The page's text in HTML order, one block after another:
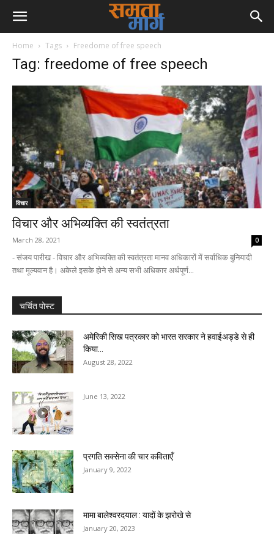
Home Tags Freedome of free speech
Tag: freedome of free speech
विचार
विचार और अभिव्यक्ति की स्वतंत्रता
March 28, 2021 0
- संजय पारीख - विचार और अभिव्यक्ति की स्वतंत्रता मानव अधिकारों में सर्वाधिक बुनियादी
तथा मूल्यवान है। अकेले इसके होने से अन्य सभी अधिकार अर्थपूर्ण...
चर्चित पोस्ट
अमेरिकी सिख पत्रकार को भारत सरकार ने हवाईअड्डे से ही
किया...
August 28, 2022
June 13, 2022
प्रगति सक्सेना की चार कविताएँ
January 9, 2022
मामा बालेश्वरदयाल : यादों के झरोखे से
January 20, 2023